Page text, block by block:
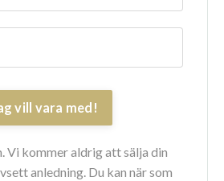
vill vara med!
Vi kommer aldrig att sälja din
anledning. Du kan när som